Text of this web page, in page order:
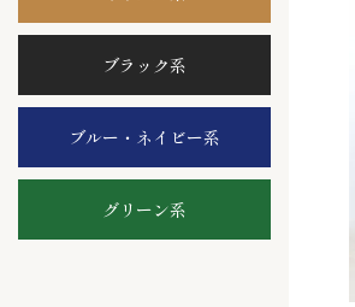
ブラック系
ブルー・ネイビー系
グリーン系